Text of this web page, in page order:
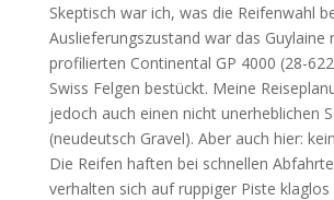
Skeptisch war ich, was die Reifenwahl
Auslieferungszustand war das Guylaine
profilierten Continental GP 4000 (28-
Swiss Felgen bestückt. Meine
jedoch auch einen nicht unerheblichen
(neudeutsch Gravel). Aber auch hier:
Die Reifen haften bei schnellen
verhalten sich auf ruppiger Piste